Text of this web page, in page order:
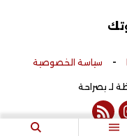
- سياسة الخصوصية
rss feed